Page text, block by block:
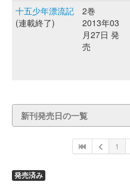
十五少年漂流記
(連載終了)
2巻
2013年03
月27日 発
売
新刊発売日の一覧
1
発売済み